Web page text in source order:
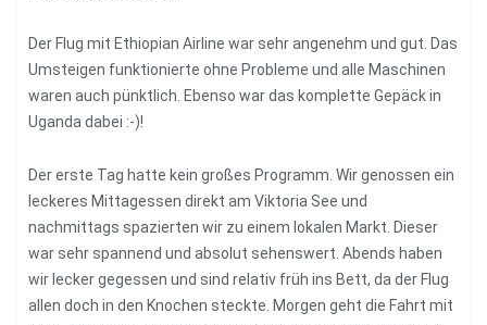
Der Flug mit Ethiopian Airline war sehr angenehm und gut. Das
Umsteigen funktionierte ohne Probleme und alle Maschinen
waren auch pünktlich. Ebenso war das komplette Gepäck in
Uganda dabei :-)!
Der erste Tag hatte kein großes Programm. Wir genossen ein
leckeres Mittagessen direkt am Viktoria See und
nachmittags spazierten wir zu einem lokalen Markt. Dieser
war sehr spannend und absolut sehenswert. Abends haben
wir lecker gegessen und sind relativ früh ins Bett, da der Flug
allen doch in den Knochen steckte. Morgen geht die Fahrt mit